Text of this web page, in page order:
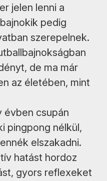
jelen lenni a
pedig
szerepelnek.
de ma már
az életében, mint
évben csupán
pingpong nélkül,
elszakadni.
hatást hordoz
gyors reflexeket